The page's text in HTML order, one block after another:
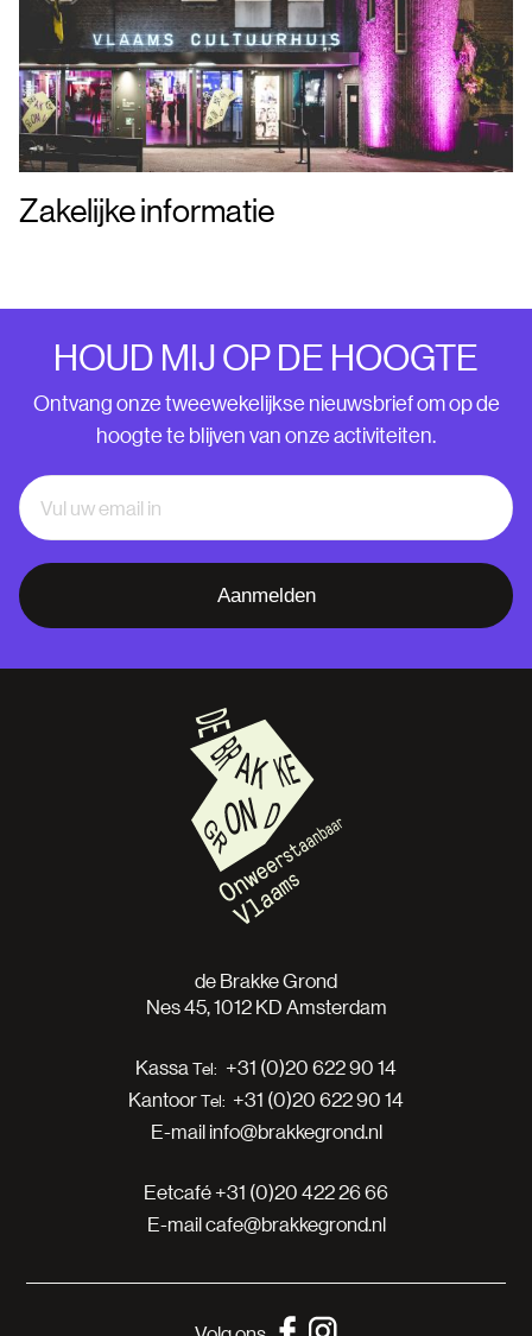
Zakelijke informatie
HOUD MIJ OP DE HOOGTE
Ontvang onze tweewekelijkse nieuwsbrief om op de
hoogte te blijven van onze activiteiten.
Aanmelden
de Brakke Grond
Nes 45, 1012 KD Amsterdam
Kassa
+31 (0)20 622 90 14
Kantoor
+31 (0)20 622 90 14
E-mailinfo@brakkegrond.nl
Eetcafé+31 (0)20 422 26 66
E-mailcafe@brakkegrond.nl